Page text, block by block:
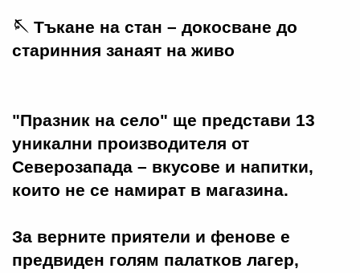
🪡 Тъкане на стан – докосване до
старинния занаят на живо
"Празник на село" ще представи 13
уникални производителя от
Северозапада – вкусове и напитки,
които не се намират в магазина.
За верните приятели и фенове е
предвиден голям палатков лагер,